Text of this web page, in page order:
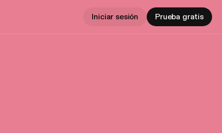
Iniciar sesión Prueba gratis